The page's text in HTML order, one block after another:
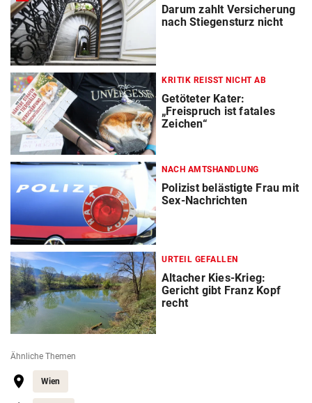
Darum zahlt Versicherung
nach Stiegensturz nicht
KRITIK REISST NICHT AB
Getöteter Kater:
„Freispruch ist fatales
Zeichen“
NACH AMTSHANDLUNG
Polizist belästigte Frau mit
Sex-Nachrichten
URTEIL GEFALLEN
Altacher Kies-Krieg:
Gericht gibt Franz Kopf
recht
Ähnliche Themen
Wien